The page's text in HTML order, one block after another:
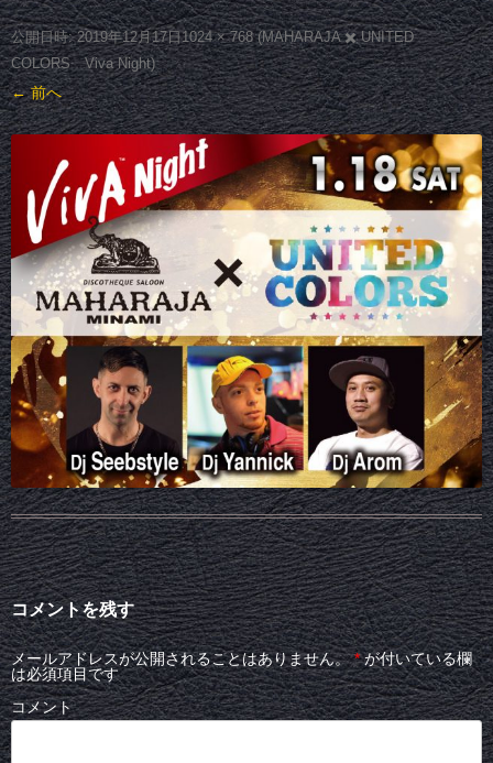
公開日時: 2019年12月17日1024 × 768(MAHARAJA ✖️ UNITED
COLORS Viva Night)
← 前へ
コメントを残す
メールアドレスが公開されることはありません。 *が付いている欄
は必須項目です
コメント